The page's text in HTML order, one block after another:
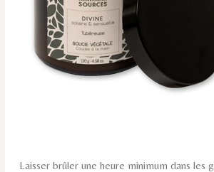
Laisser brûler une heure minimum dans